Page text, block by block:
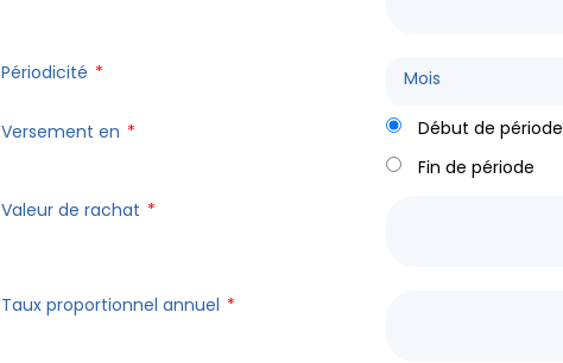
Périodicité * Mois
Versement en *
Début de période
Fin de période
Valeur de rachat *
Taux proportionnel annuel *